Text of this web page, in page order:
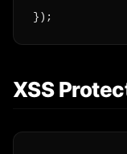
});
XSS